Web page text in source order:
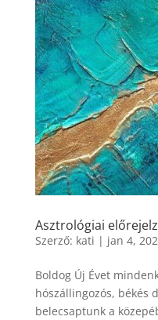
Asztrológiai
Szerző: kati | jan 4,
Boldog Új Évet
hószállingozós, békés
belecsaptunk a